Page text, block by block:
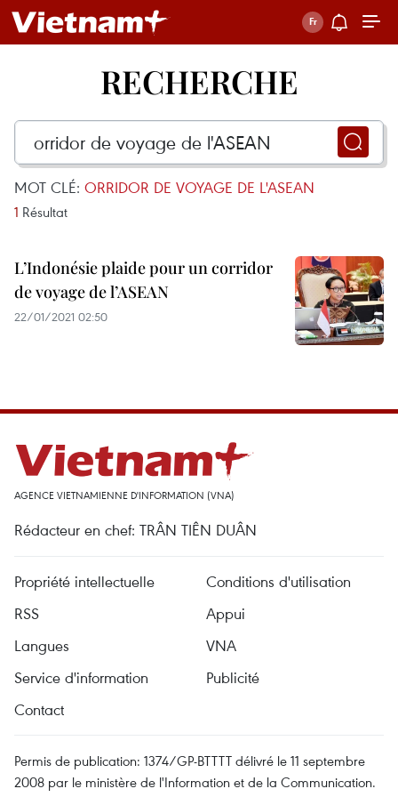
RECHERCHE
MOT CLÉ: ORRIDOR DE VOYAGE DE L'ASEAN
1 Résultat
L’Indonésie plaide pour un corridor
de voyage de l’ASEAN
22/01/2021 02:50
AGENCE VIETNAMIENNE D'INFORMATION (VNA)
Rédacteur en chef: TRÂN TIÊN DUÂN
Propriété intellectuelle
Conditions d'utilisation
RSS
Appui
Langues
VNA
Service d'information
Publicité
Contact
Permis de publication: 1374/GP-BTTTT délivré le 11 septembre
2008 par le ministère de l'Information et de la Communication.